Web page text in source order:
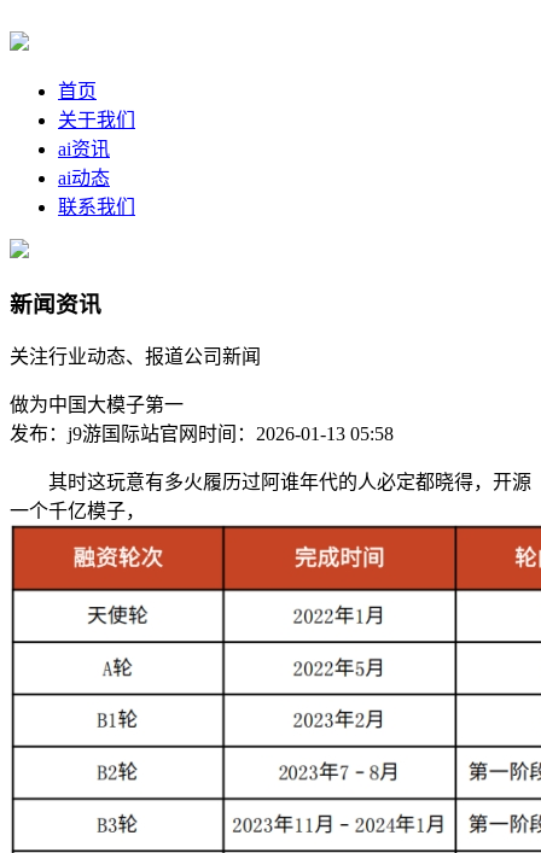
首页
关于我们
ai资讯
ai动态
联系我们
新闻资讯
关注行业动态、报道公司新闻
做为中国大模子第一
发布：j9游国际站官网 时间：2026-01-13 05:58
其时这玩意有多火履历过阿谁年代的人必定都晓得，开源
一个千亿模子，